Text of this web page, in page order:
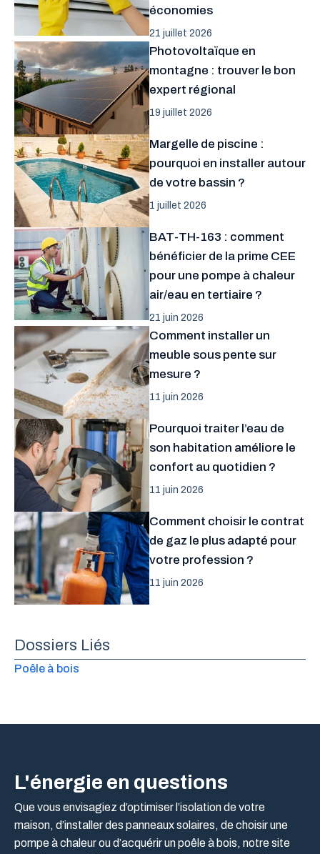
économies
21 juillet 2026
Photovoltaïque en
montagne : trouver le bon
expert régional
19 juillet 2026
Margelle de piscine :
pourquoi en installer autour
de votre bassin ?
1 juillet 2026
BAT-TH-163 : comment
bénéficier de la prime CEE
pour une pompe à chaleur
air/eau en tertiaire ?
21 juin 2026
Comment installer un
meuble sous pente sur
mesure ?
11 juin 2026
Pourquoi traiter l’eau de
son habitation améliore le
confort au quotidien ?
11 juin 2026
Comment choisir le contrat
de gaz le plus adapté pour
votre profession ?
11 juin 2026
Dossiers Liés
Poêle à bois
L'énergie en questions
Que vous envisagiez d’optimiser l’isolation de votre
maison, d’installer des panneaux solaires, de choisir une
pompe à chaleur ou d’acquérir un poêle à bois, notre site